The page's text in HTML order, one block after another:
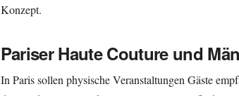
Konzept.
Pariser Haute Couture und
In Paris sollen physische Veranstaltungen Gäste